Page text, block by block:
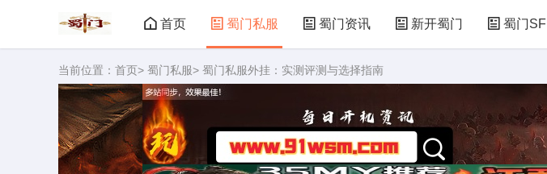
首页 蜀门私服 蜀门资讯 新开蜀门 蜀门SF
当前位置： 首页> 蜀门私服> 蜀门私服外挂：实测评测与选择指南